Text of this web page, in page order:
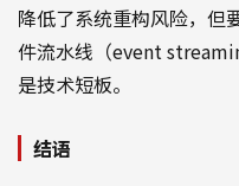
降低了系统重构风险，但
件流水线（event
是技术短板。
结语